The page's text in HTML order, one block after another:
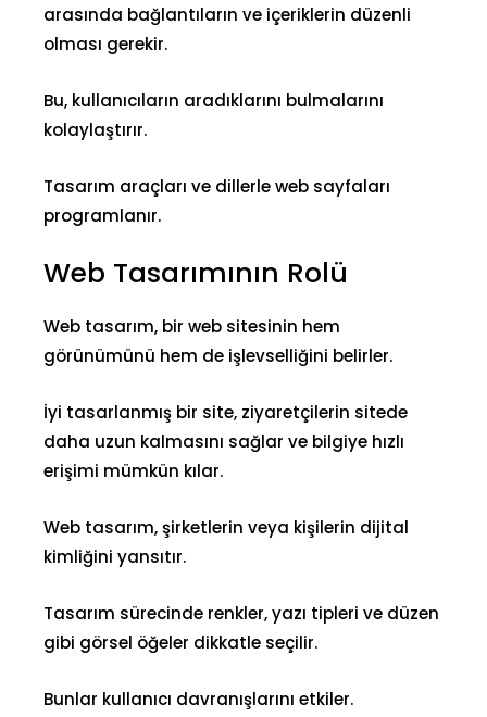
arasında bağlantıların ve içeriklerin düzenli
olması gerekir.
Bu, kullanıcıların aradıklarını bulmalarını
kolaylaştırır.
Tasarım araçları ve dillerle web sayfaları
programlanır.
Web Tasarımının Rolü
Web tasarım, bir web sitesinin hem
görünümünü hem de işlevselliğini belirler.
İyi tasarlanmış bir site, ziyaretçilerin sitede
daha uzun kalmasını sağlar ve bilgiye hızlı
erişimi mümkün kılar.
Web tasarım, şirketlerin veya kişilerin dijital
kimliğini yansıtır.
Tasarım sürecinde renkler, yazı tipleri ve düzen
gibi görsel öğeler dikkatle seçilir.
Bunlar kullanıcı davranışlarını etkiler.